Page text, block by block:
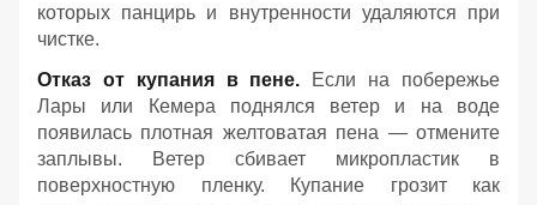
которых панцирь и внутренности удаляются при
чистке.
Отказ от купания в пене. Если на побережье
Лары или Кемера поднялся ветер и на воде
появилась плотная желтоватая пена — отмените
заплывы. Ветер сбивает микропластик в
поверхностную пленку. Купание грозит как